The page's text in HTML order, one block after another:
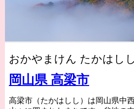
おかやまけん たかはしし
岡山県 高梁市
高梁市（たかはしし）は岡山県中